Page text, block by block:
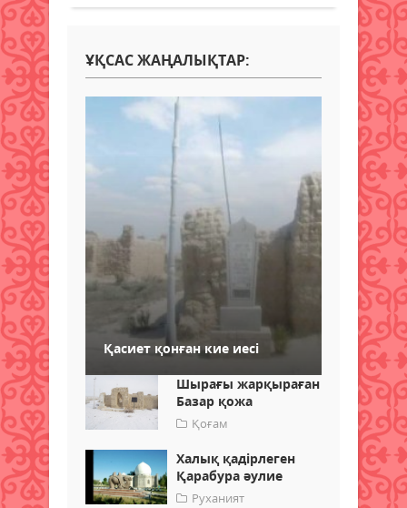
ҰҚСАС ЖАҢАЛЫҚТАР:
Қасиет қонған кие иесі
Шырағы жарқыраған
Базар қожа
Қоғам
Халық қадірлеген
Қарабура әулие
Руханият